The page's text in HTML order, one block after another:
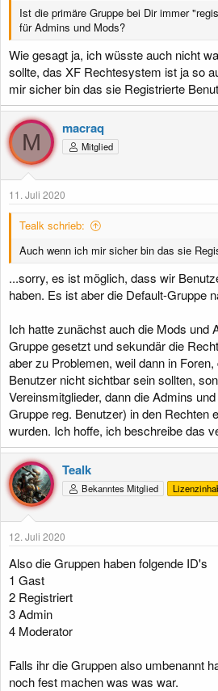
Ist die primäre Gruppe bei Dir immer
für Admins und Mods?
Wie gesagt ja, ich wüsste auch nicht
sollte, das XF Rechtesystem ist ja so
mir sicher bin das sie Registrierte
M
macraq
Mitglied
11. Juli 2020
Tealk schrieb:
Auch wenn ich mir sicher bin das sie
...sorry, es ist möglich, dass wir
haben. Es ist aber die Default-Gruppe
Ich hatte zunächst auch die Mods und
Gruppe gesetzt und sekundär die
aber zu Problemen, weil dann in
Benutzer nicht sichtbar sein sollten,
Vereinsmitglieder, dann die Admins
Gruppe reg. Benutzer) in den Rechten
wurden. Ich hoffe, ich beschreibe das
Tealk
Bekanntes Mitglied
12. Juli 2020
Also die Gruppen haben folgende ID's
1 Gast
2 Registriert
3 Admin
4 Moderator
Falls ihr die Gruppen also umbenannt
noch fest machen was was war.